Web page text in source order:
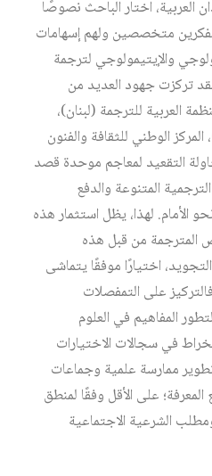
العربية، اختار الباحث نصوصًا
متخصصين ولهم إسهامات
والإيتيمولوجي لترجمة
تركزت جهود العديد من
العربية للترجمة (لبنان)،
الوطني للثقافة والفنون
التقعيد لمعاجم موحدة قصد
المتنوعة والدفع
الأمام. لهذا، يظل استثمار هذه
المترجمة من قبل هذه
اختيارًا موفقًا يتماشى
على التمفصلات
المفاهيم في العلوم
في سجالات الاختيارات
ممارسة علمية وجماعات
على الأقل وفقًا لمنطق
الشرعية الاجتماعية